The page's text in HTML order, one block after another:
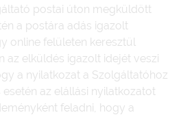
postai úton megküldött
a postára adás igazolt
online felületen keresztül
az elküldés igazolt idejét veszi
a nyilatkozat a Szolgáltatóhoz
az elállási nyilatkozatot
feladni, hogy a